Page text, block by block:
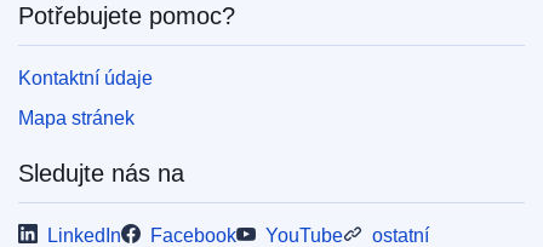
Potřebujete pomoc?
Kontaktní údaje
Mapa stránek
Sledujte nás na
LinkedIn Facebook YouTube ostatní